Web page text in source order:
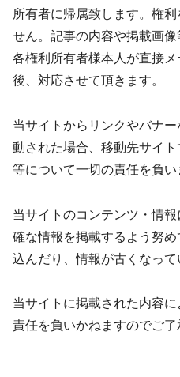
所有者に帰属致します。権
せん。記事の内容や掲載画像
各権利所有者様本人が直接
後、対応させて頂きます。
当サイトからリンクやバナ
動された場合、移動先サイ
等について一切の責任を負い
当サイトのコンテンツ・情
確な情報を掲載するよう努
込んだり、情報が古くなって
当サイトに掲載された内容
責任を負いかねますのでご了